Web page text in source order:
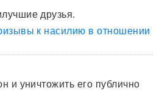
друзья.
к насилию в отношении
и уничтожить его публично